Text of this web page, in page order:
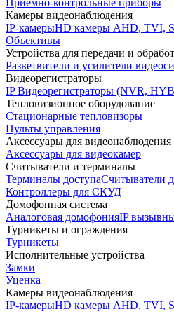
Приемно-контрольные приборы
Камеры видеонаблюдения
IP-камерыHD камеры AHD, TVI,
Объективы
Устройства для передачи и
Разветвители и усилители
Видеорегистраторы
IP Видеорегистраторы (NVR,
Тепловизионное оборудование
Стационарные тепловизоры
Пульты управления
Аксессуары для видеонаблюдения
Аксессуары для видеокамер
Считыватели и терминалы
Терминалы доступаСчитыватели
Контроллеры для СКУД
Домофонная система
Аналоговая домофонияIP
Турникеты и ограждения
Турникеты
Исполнительные устройства
Замки
Уценка
Камеры видеонаблюдения
IP-камерыHD камеры AHD, TVI,